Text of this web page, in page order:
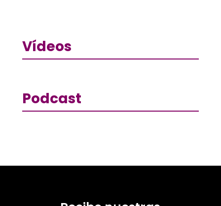
Vídeos
Podcast